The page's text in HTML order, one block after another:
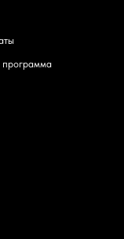
программа